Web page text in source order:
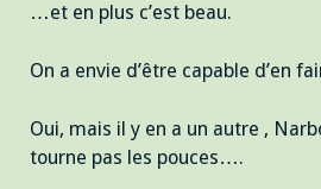
…et en plus c’est beau.
On a envie d’être capable d’en
Oui, mais il y en a un autre ,
tourne pas les pouces….